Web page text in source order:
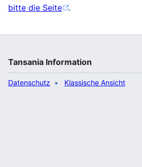
bitte die Seite
.
Tansania Information
Datenschutz Klassische Ansicht